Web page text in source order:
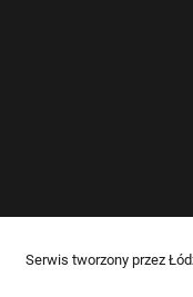
Serwis tworzony przez